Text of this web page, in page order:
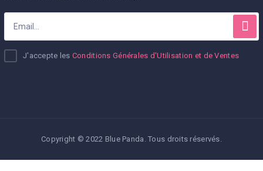
J'accepte les Conditions Générales d'Utilisation et de Ventes
Copyright © 2022 Blue Panda. Tous droits réservés.